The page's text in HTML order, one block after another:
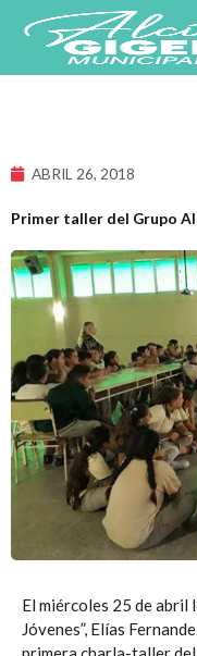
contenido
ABRIL 26, 2018
Primer taller del Grupo
El miércoles 25 de abril
Jóvenes”, Elías